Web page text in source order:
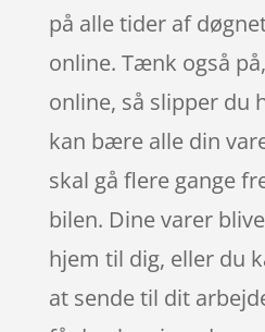
på alle tider af
online. Tænk også
online, så slipper du
kan bære alle din
skal gå flere gange
bilen. Dine varer
hjem til dig, eller du
at sende til dit